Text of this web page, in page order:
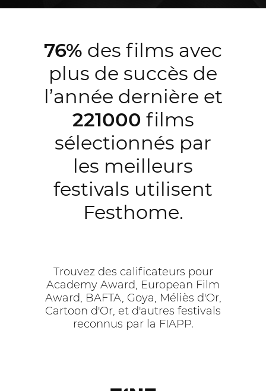
76% des films avec
plus de succès de
l’année dernière et
221000 films
sélectionnés par
les meilleurs
festivals utilisent
Festhome.
Trouvez des calificateurs pour
Academy Award, European Film
Award, BAFTA, Goya, Méliès d'Or,
Cartoon d'Or, et d'autres festivals
reconnus par la FIAPP.